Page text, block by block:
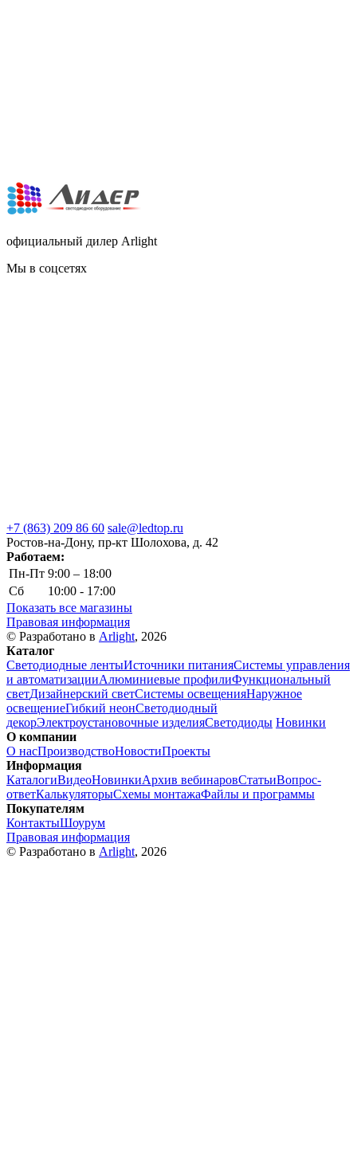
официальный дилер Arlight
Мы в соцсетях
+7 (863) 209 86 60 sale@ledtop.ru
Ростов-на-Дону, пр-кт Шолохова, д. 42
Работаем:
Пн-Пт 9:00 – 18:00
Сб
10:00 - 17:00
Показать все магазины
Правовая информация
© Разработано в Arlight, 2026
Каталог
Светодиодные лентыИсточники питанияСистемы управления
и автоматизацииАлюминиевые профилиФункциональный
светДизайнерский светСистемы освещенияНаружное
освещениеГибкий неонСветодиодный
декорЭлектроустановочные изделияСветодиоды Новинки
О компании
О насПроизводствоНовостиПроекты
Информация
КаталогиВидеоНовинкиАрхив вебинаровСтатьиВопрос-
ответКалькуляторыСхемы монтажаФайлы и программы
Покупателям
КонтактыШоурум
Правовая информация
© Разработано в Arlight, 2026